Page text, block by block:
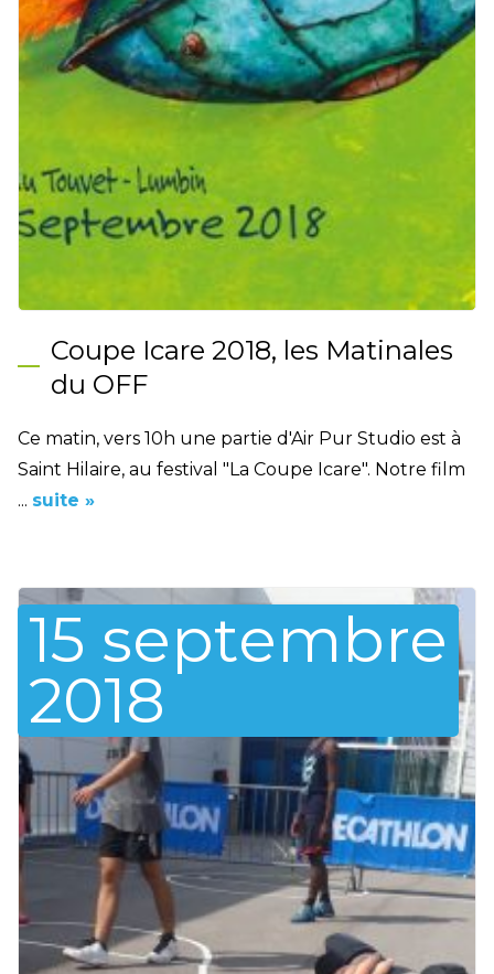
Coupe Icare 2018, les Matinales
du OFF
Ce matin, vers 10h une partie d'Air Pur Studio est à
Saint Hilaire, au festival "La Coupe Icare". Notre film
... suite »
15 septembre
2018